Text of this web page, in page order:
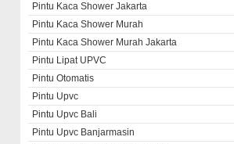
Pintu Kaca Shower Jakarta
Pintu Kaca Shower Murah
Pintu Kaca Shower Murah Jakarta
Pintu Lipat UPVC
Pintu Otomatis
Pintu Upvc
Pintu Upvc Bali
Pintu Upvc Banjarmasin